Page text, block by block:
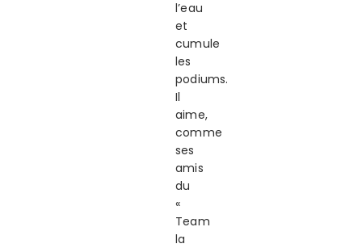
l’eau
et
cumule
les
podiums.
Il
aime,
comme
ses
amis
du
«
Team
la